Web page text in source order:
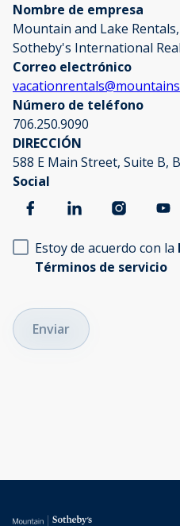
Nombre de empresa
Mountain and Lake
Sotheby's International
Correo electrónico
Número de teléfono
706.250.9090
DIRECCIÓN
588 E Main Street, Suite B,
Social
Estoy de acuerdo con la
Términos de servicio
Enviar